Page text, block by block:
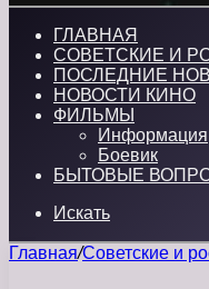
ГЛАВНАЯ
СОВЕТСКИЕ И
ПОСЛЕДНИЕ
НОВОСТИ КИНО
ФИЛЬМЫ
Информация
Боевик
БЫТОВЫЕ
Искать
Главная/Советские и